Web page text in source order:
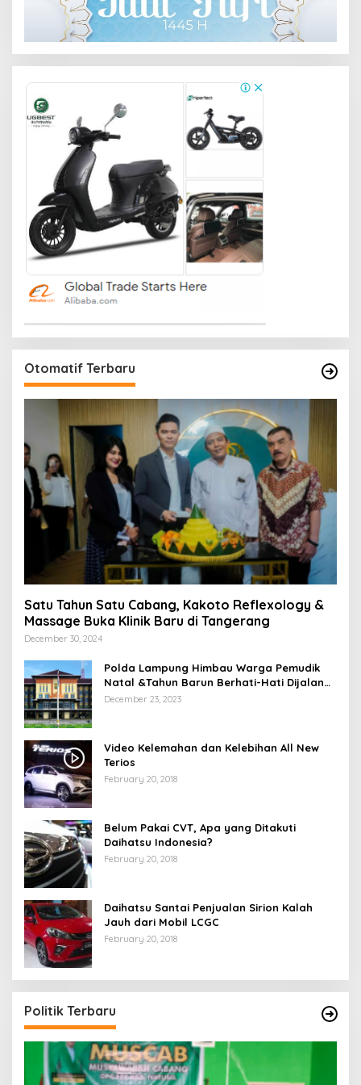
Otomatif Terbaru
Satu Tahun Satu Cabang, Kakoto Reflexology &
Massage Buka Klinik Baru di Tangerang
December 30, 2024
Polda Lampung Himbau Warga Pemudik
Natal &Tahun Barun Berhati-Hati Dijalan
Saat Melintas di -Titik Rawan Kecelakaan
December 23, 2023
Video Kelemahan dan Kelebihan All New
Terios
February 20, 2018
Belum Pakai CVT, Apa yang Ditakuti
Daihatsu Indonesia?
February 20, 2018
Daihatsu Santai Penjualan Sirion Kalah
Jauh dari Mobil LCGC
February 20, 2018
Politik Terbaru